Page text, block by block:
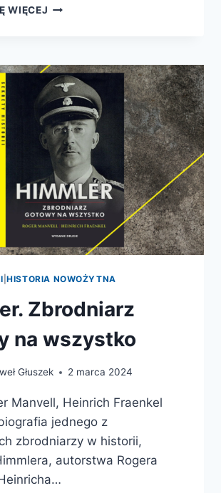
WIĘCEJ NAZISTOWSCY
I
PSYCHOLOGIA
LUDOBÓJSTWA
|HISTORIA NOWOŻYTNA
Zbrodniarz
na wszystko
Głuszek 2 marca 2024
Manvell, Heinrich Fraenkel
jednego z
zbrodniarzy w historii,
autorstwa Rogera